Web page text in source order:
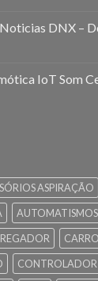
DNX –
IoT Som
ASPIRAÇÃO
AUTOMATISMOS
CONTROLADOR